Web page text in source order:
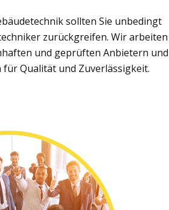
sollten Sie unbedingt
zurückgreifen. Wir arbeiten
und geprüften Anbietern und
für Qualität und Zuverlässigkeit.